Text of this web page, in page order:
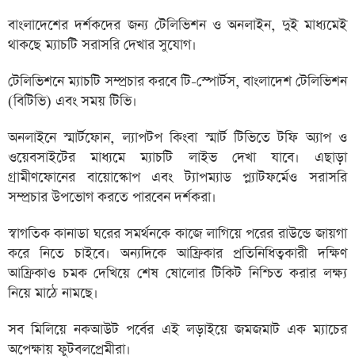
বাংলাদেশের দর্শকদের জন্য টেলিভিশন ও অনলাইন, দুই মাধ্যমেই
থাকছে ম্যাচটি সরাসরি দেখার সুযোগ।
টেলিভিশনে ম্যাচটি সম্প্রচার করবে টি-স্পোর্টস, বাংলাদেশ টেলিভিশন
(বিটিভি) এবং সময় টিভি।
অনলাইনে স্মার্টফোন, ল্যাপটপ কিংবা স্মার্ট টিভিতে টফি অ্যাপ ও
ওয়েবসাইটের মাধ্যমে ম্যাচটি লাইভ দেখা যাবে। এছাড়া
গ্রামীণফোনের বায়োস্কোপ এবং ট্যাপম্যাড প্ল্যাটফর্মেও সরাসরি
সম্প্রচার উপভোগ করতে পারবেন দর্শকরা।
স্বাগতিক কানাডা ঘরের সমর্থনকে কাজে লাগিয়ে পরের রাউন্ডে জায়গা
করে নিতে চাইবে। অন্যদিকে আফ্রিকার প্রতিনিধিত্বকারী দক্ষিণ
আফ্রিকাও চমক দেখিয়ে শেষ ষোলোর টিকিট নিশ্চিত করার লক্ষ্য
নিয়ে মাঠে নামছে।
সব মিলিয়ে নকআউট পর্বের এই লড়াইয়ে জমজমাট এক ম্যাচের
অপেক্ষায় ফুটবলপ্রেমীরা।